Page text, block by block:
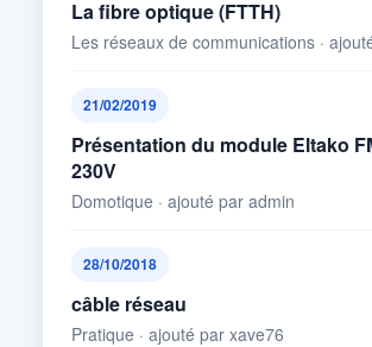
La fibre optique (FTTH)
Les réseaux de communications ·
21/02/2019
Présentation du module Eltako
230V
Domotique · ajouté par admin
28/10/2018
câble réseau
Pratique · ajouté par xave76